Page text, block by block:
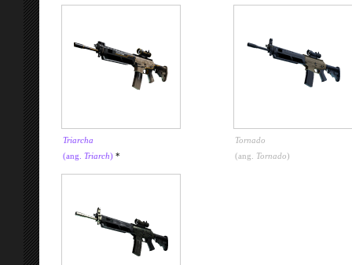
Triarcha
(ang. Triarch) *
Tornado
(ang.
Tornado)